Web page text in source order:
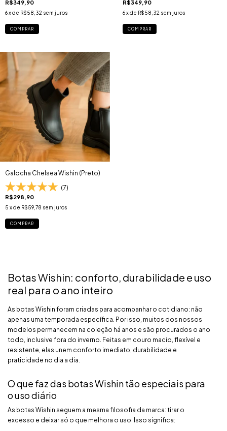
R$349,90
6x de R$58,32 sem juros
COMPRAR
R$349,90
6 x de R$58,32 sem juros
COMPRAR
Galocha Chelsea Wishin (Preto)
(7)
R$298,90
5 x de R$59,78 sem juros
COMPRAR
Botas Wishin: conforto, durabilidade e uso
real para o ano inteiro
As botas Wishin foram criadas para acompanhar o cotidiano: não
apenas uma temporada específica. Por isso, muitos dos nossos
modelos permanecem na coleção há anos e são procurados o ano
todo, inclusive fora do inverno. Feitas em couro macio, flexível e
resistente, elas unem conforto imediato, durabilidade e
praticidade no dia a dia.
O que faz das botas Wishin tão especiais para
o uso diário
As botas Wishin seguem a mesma filosofia da marca: tirar o
excesso e deixar só o que melhora o uso. Isso significa: